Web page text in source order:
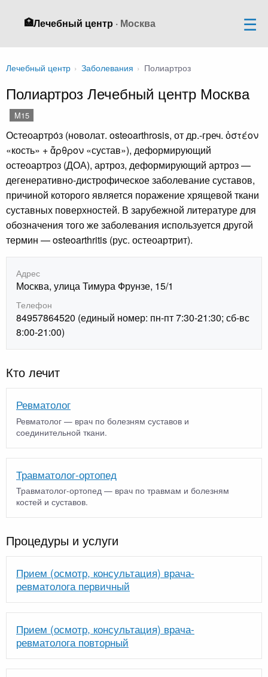
🏥Лечебный центр · Москва
Лечебный центр › Заболевания › Полиартроз
Полиартроз Лечебный центр Москва
M15
Остеоартро́з (новолат. osteoarthrosis, от др.-греч. ὀστέον
«кость» + ἄρθρον «сустав»), деформирующий
остеоартроз (ДОА), артроз, деформирующий артроз —
дегенеративно-дистрофическое заболевание суставов,
причиной которого является поражение хрящевой ткани
суставных поверхностей. В зарубежной литературе для
обозначения того же заболевания используется другой
термин — osteoarthritis (рус. остеоартрит).
Адрес
Москва, улица Тимура Фрунзе, 15/1
Телефон
84957864520 (единый номер: пн-пт 7:30-21:30; сб-вс
8:00-21:00)
Кто лечит
Ревматолог
Ревматолог — врач по болезням суставов и
соединительной ткани.
Травматолог-ортопед
Травматолог-ортопед — врач по травмам и болезням
костей и суставов.
Процедуры и услуги
Прием (осмотр, консультация) врача-
ревматолога первичный
Прием (осмотр, консультация) врача-
ревматолога повторный